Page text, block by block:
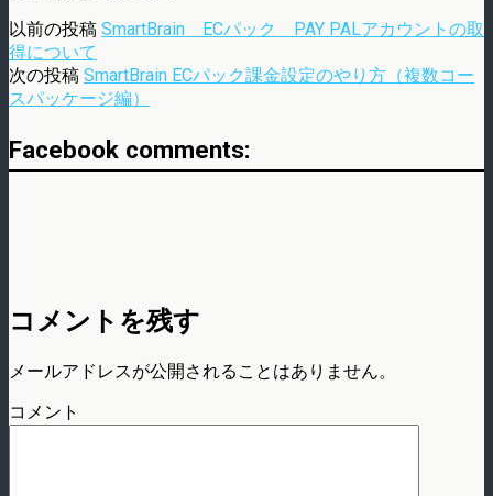
以前の投稿 SmartBrain ECパック PAY PALアカウントの取
得について
次の投稿 SmartBrain ECパック課金設定のやり方（複数コー
スパッケージ編）
Facebook comments:
コメントを残す
メールアドレスが公開されることはありません。
コメント